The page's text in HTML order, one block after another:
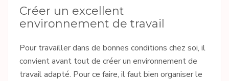
Créer un excellent
environnement de travail
Pour travailler dans de bonnes conditions chez soi, il
convient avant tout de créer un environnement de
travail adapté. Pour ce faire, il faut bien organiser le